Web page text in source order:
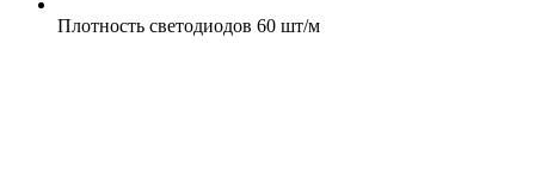
Плотность светодиодов 60 шт/м